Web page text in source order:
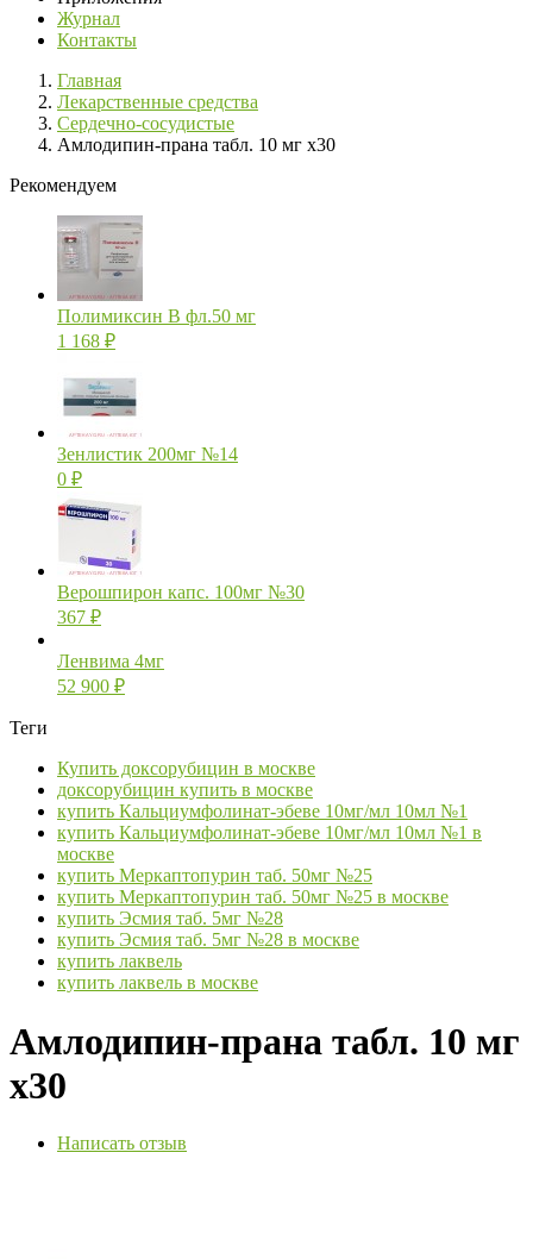
Журнал
Контакты
Главная
Лекарственные средства
Сердечно-сосудистые
Амлодипин-прана табл. 10 мг х30
Рекомендуем
Полимиксин В фл.50 мг
1 168 ₽
Зенлистик 200мг №14
0 ₽
Верошпирон капс. 100мг №30
367 ₽
Ленвима 4мг
52 900 ₽
Теги
Купить доксорубицин в москве
доксорубицин купить в москве
купить Кальциумфолинат-эбеве 10мг/мл 10мл №1
купить Кальциумфолинат-эбеве 10мг/мл 10мл №1 в
москве
купить Меркаптопурин таб. 50мг №25
купить Меркаптопурин таб. 50мг №25 в москве
купить Эсмия таб. 5мг №28
купить Эсмия таб. 5мг №28 в москве
купить лаквель
купить лаквель в москве
Амлодипин-прана табл. 10 мг
х30
Написать отзыв